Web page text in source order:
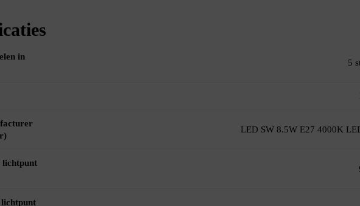
in
5
LED SW 8.5W E27 4000K
lichtpunt